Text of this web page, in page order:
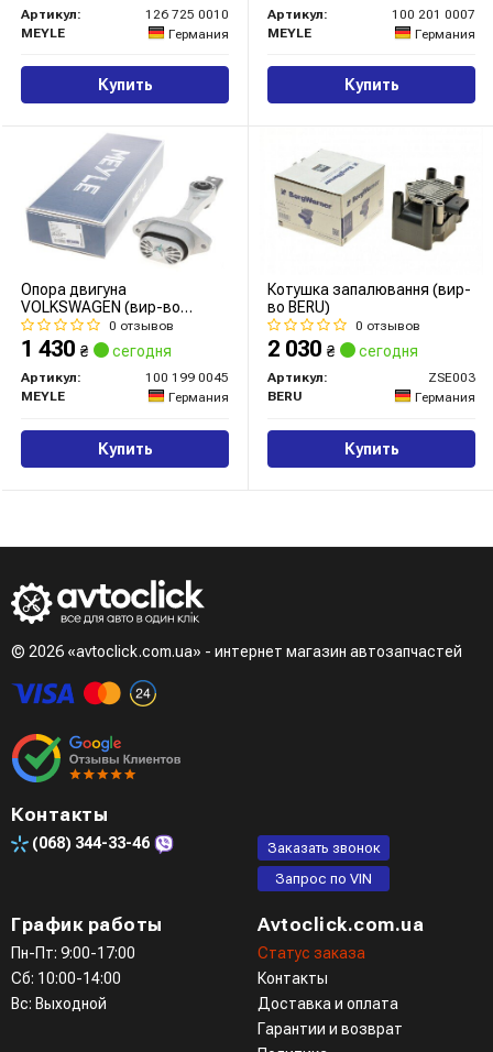
Артикул:
126 725 0010
MEYLE
Германия
Купить
Артикул:
100 201 0007
MEYLE
Германия
Купить
Опора двигуна
VOLKSWAGEN (вир-во
MEYLE)
0 отзывов
1 430 ₴ сегодня
Артикул:
100 199 0045
MEYLE
Германия
Купить
Котушка запалювання (вир-
во BERU)
0 отзывов
2 030 ₴ сегодня
Артикул:
ZSE003
BERU
Германия
Купить
© 2026 «avtoclick.com.ua» - интернет магазин автозапчастей
Контакты
(068) 344-33-46
Заказать звонок
Запрос по VIN
График работы
Пн-Пт: 9:00-17:00
Сб: 10:00-14:00
Вс: Выходной
Avtoclick.com.ua
Статус заказа
Контакты
Доставка и оплата
Гарантии и возврат